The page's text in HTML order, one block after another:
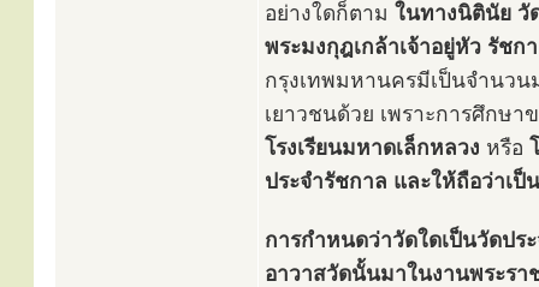
อย่างใดก็ตาม ในทางนิตินัย วั
พระมงกุฎเกล้าเจ้าอยู่หัว รัชก
กรุงเทพมหานครมีเป็นจำนว
เยาวชนด้วย เพราะการศึกษ
โรงเรียนมหาดเล็กหลวง หรือ
ประจำรัชกาล และให้ถือว่าเ
การกำหนดว่าวัดใดเป็นวัดปร
อาวาสวัดนั้นมาในงานพระร